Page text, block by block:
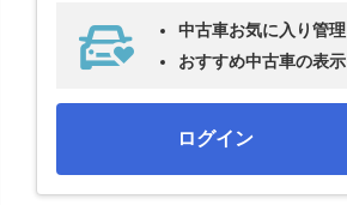
中古車お気に入り管理
おすすめ中古車の表示
ログイン